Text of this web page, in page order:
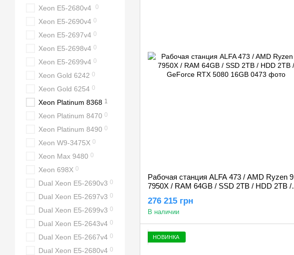
Рабочая станция ALFA 473 / AMD Ryzen 9
7950X / RAM 64GB / SSD 2TB / HDD 2TB /
276 215 грн
В наличии
НОВИНКА
Xeon E5-2680v4 0
Xeon E5-2690v4 0
Xeon E5-2697v4 0
Xeon E5-2698v4 0
Xeon E5-2699v4 0
Xeon Gold 6242 0
Xeon Gold 6254 0
Xeon Platinum 8368 1
Xeon Platinum 8470 0
Xeon Platinum 8490 0
Xeon W9-3475X 0
Xeon Max 9480 0
Xeon 698X 0
Dual Xeon E5-2690v3 0
Dual Xeon E5-2697v3 0
Dual Xeon E5-2699v3 0
Dual Xeon E5-2643v4 0
Dual Xeon E5-2667v4 0
Dual Xeon E5-2680v4 0